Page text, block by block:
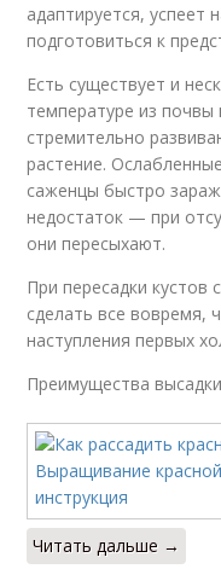
адаптируется, успеет
подготовиться к
Есть существует и
температуре из
стремительно
растение.
саженцы быстро
недостаток — при
они пересыхают.
При пересадки
сделать все вовремя,
наступления первых
Преимущества
Читать дальше →